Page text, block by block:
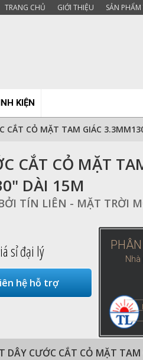
TRANG CHỦ GIỚI THIỆU SẢN
KIỆN
CẮT CỎ MẶT TAM GIÁC
CẮT CỎ MẶT
DÀI 15M
TÍN LIÊN - MẶT TRỜI
sỉ đại lý
hệ hỗ trợ
DÂY CƯỚC CẮT CỎ MẶT